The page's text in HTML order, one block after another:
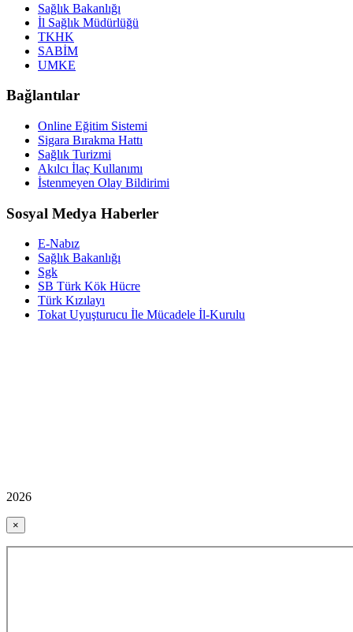
Sağlık Bakanlığı
İl Sağlık Müdürlüğü
TKHK
SABİM
UMKE
Bağlantılar
Online Eğitim Sistemi
Sigara Bırakma Hattı
Sağlık Turizmi
Akılcı İlaç Kullanımı
İstenmeyen Olay Bildirimi
Sosyal Medya Haberler
E-Nabız
Sağlık Bakanlığı
Sgk
SB Türk Kök Hücre
Türk Kızılayı
Tokat Uyuşturucu İle Mücadele İl-Kurulu
2026
×